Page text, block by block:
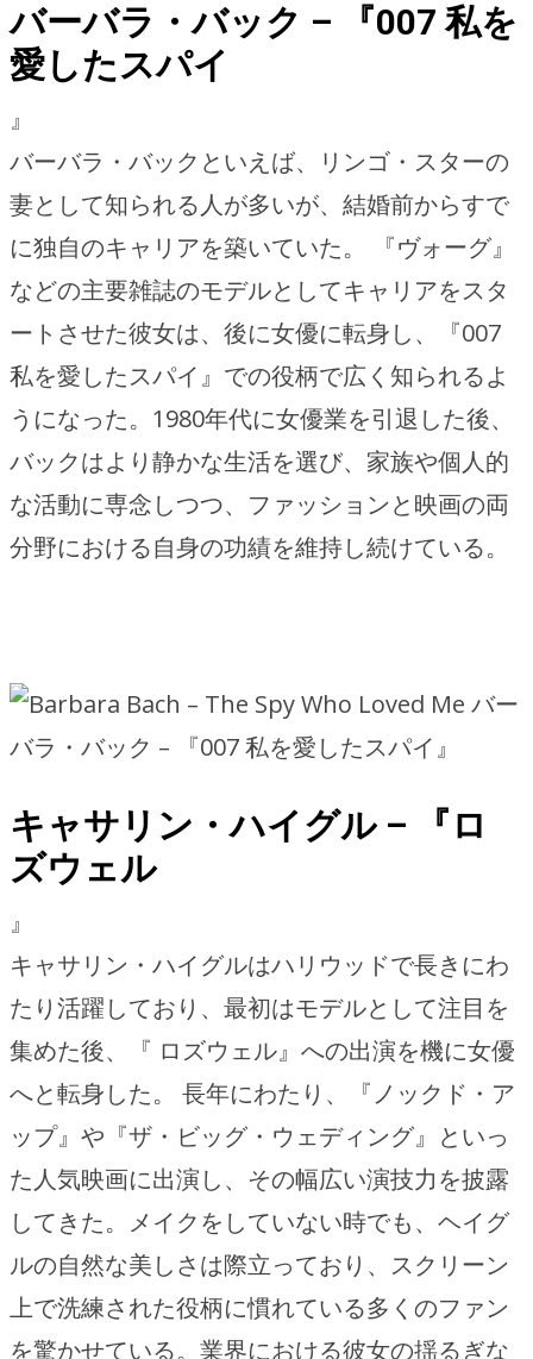
バーバラ・バック – 『007 私を
愛したスパイ
』
バーバラ・バックといえば、リンゴ・スターの
妻として知られる人が多いが、結婚前からすで
に独自のキャリアを築いていた。 『ヴォーグ』
などの主要雑誌のモデルとしてキャリアをスタ
ートさせた彼女は、後に女優に転身し、『007
私を愛したスパイ』での役柄で広く知られるよ
うになった。1980年代に女優業を引退した後、
バックはより静かな生活を選び、家族や個人的
な活動に専念しつつ、ファッションと映画の両
分野における自身の功績を維持し続けている。
バー
バラ・バック – 『007 私を愛したスパイ』
キャサリン・ハイグル – 『ロ
ズウェル
』
キャサリン・ハイグルはハリウッドで長きにわ
たり活躍しており、最初はモデルとして注目を
集めた後、『 ロズウェル』への出演を機に女優
へと転身した。 長年にわたり、『ノックド・ア
ップ』や『ザ・ビッグ・ウェディング』といっ
た人気映画に出演し、その幅広い演技力を披露
してきた。メイクをしていない時でも、ヘイグ
ルの自然な美しさは際立っており、スクリーン
上で洗練された役柄に慣れている多くのファン
を驚かせている。業界における彼女の揺るぎな